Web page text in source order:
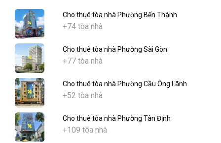
Cho thuê tòa nhà Phường Bến Thành
+74 tòa nhà
Cho thuê tòa nhà Phường Sài Gòn
+77 tòa nhà
Cho thuê tòa nhà Phường Cầu Ông Lãnh
+52 tòa nhà
Cho thuê tòa nhà Phường Tân Định
+109 tòa nhà